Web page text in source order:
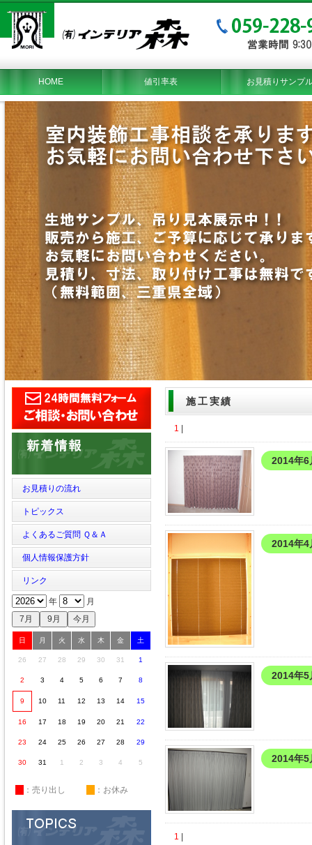
HOME 値引率表 お見積りサンプ
お見積りの流れ
トピックス
よくあるご質問 Ｑ＆Ａ
個人情報保護方針
リンク
年 月
日 月 火 水 木 金 土
26 27 28 29 30 31 1
2 3 4 5 6 7 8
9 10 11 12 13 14 15
16 17 18 19 20 21 22
23 24 25 26 27 28 29
30 31 1 2 3 4 5
：売り出し ：お休み
施工実績
1
2014年6
2014年4
2014年5
2014年5
1